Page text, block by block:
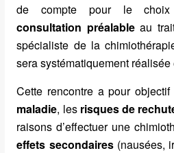
de compte pour le
consultation préalableau
spécialiste de la
sera systématiquement
Cette rencontre a pour
maladie, les risques de
raisons d’effectuer une
effets secondaires(nausées,